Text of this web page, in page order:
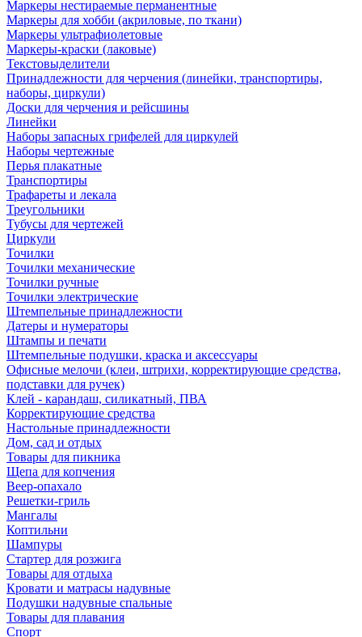
Маркеры нестираемые перманентные
Маркеры для хобби (акриловые, по ткани)
Маркеры ультрафиолетовые
Маркеры-краски (лаковые)
Текстовыделители
Принадлежности для черчения (линейки, транспортиры,
наборы, циркули)
Доски для черчения и рейсшины
Линейки
Наборы запасных грифелей для циркулей
Наборы чертежные
Перья плакатные
Транспортиры
Трафареты и лекала
Треугольники
Тубусы для чертежей
Циркули
Точилки
Точилки механические
Точилки ручные
Точилки электрические
Штемпельные принадлежности
Датеры и нумераторы
Штампы и печати
Штемпельные подушки, краска и аксессуары
Офисные мелочи (клеи, штрихи, корректирующие средства,
подставки для ручек)
Клей - карандаш, силикатный, ПВА
Корректирующие средства
Настольные принадлежности
Дом, сад и отдых
Товары для пикника
Щепа для копчения
Веер-опахало
Решетки-гриль
Мангалы
Коптильни
Шампуры
Стартер для розжига
Товары для отдыха
Кровати и матрасы надувные
Подушки надувные спальные
Товары для плавания
Спорт